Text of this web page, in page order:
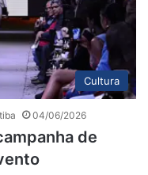
Cultura
04/06/2026
de